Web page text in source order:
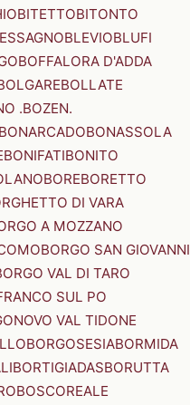
BITETTOBITONTO
BLEVIOBLUFI
BOFFALORA D'ADDA
BOLLATE
.BOZEN.
BONARCADOBONASSOLA
BONIFATIBONITO
BOREBORETTO
DI VARA
A MOZZANO
BORGO SAN GIOVANNI
VAL DI TARO
SUL PO
VAL TIDONE
BORGOSESIABORMIDA
BORTIGIADASBORUTTA
BOSCOREALE